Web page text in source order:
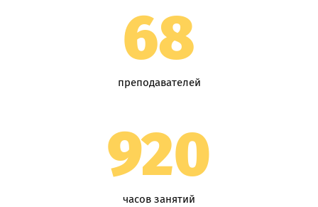
68
преподавателей
920
часов занятий